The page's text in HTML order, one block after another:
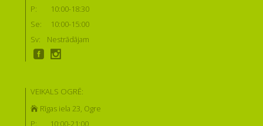
P:
10:00-18:30
Se:
10:00-15:00
Sv:
Nestrādājam
VEIKALS OGRĒ:
Rīgas iela 23, Ogre
P:
10:00-21:00